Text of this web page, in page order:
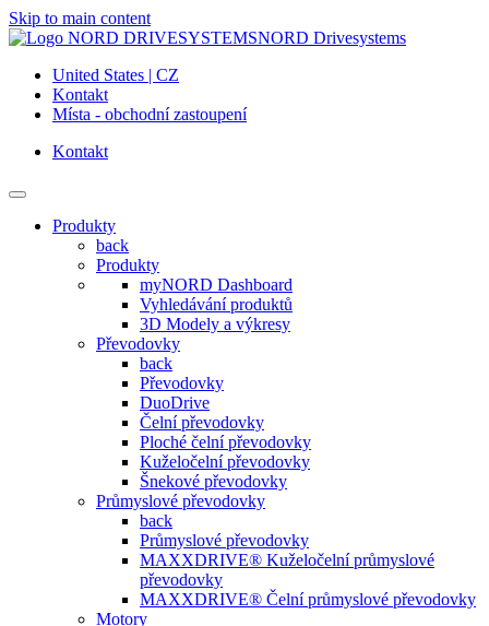
Skip to main content
NORD Drivesystems
United States | CZ
Kontakt
Místa - obchodní zastoupení
Kontakt
Produkty
back
Produkty
myNORD Dashboard
Vyhledávání produktů
3D Modely a výkresy
Převodovky
back
Převodovky
DuoDrive
Čelní převodovky
Ploché čelní převodovky
Kuželočelní převodovky
Šnekové převodovky
Průmyslové převodovky
back
Průmyslové převodovky
MAXXDRIVE® Kuželočelní průmyslové
převodovky
MAXXDRIVE® Čelní průmyslové převodovky
Motory